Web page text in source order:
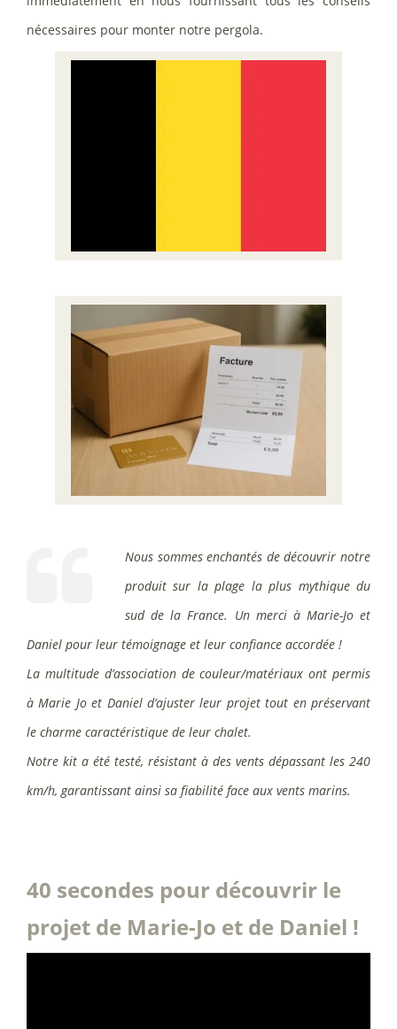
nécessaires pour monter notre pergola.
Nous sommes enchantés de découvrir notre
produit sur la plage la plus mythique du
sud de la France. Un merci à Marie-Jo et
Daniel pour leur témoignage et leur confiance accordée !
La multitude d’association de couleur/matériaux ont permis
à Marie Jo et Daniel d’ajuster leur projet tout en préservant
le charme caractéristique de leur chalet.
Notre kit a été testé, résistant à des vents dépassant les 240
km/h, garantissant ainsi sa fiabilité face aux vents marins.
40 secondes pour découvrir le
projet de Marie-Jo et de Daniel !